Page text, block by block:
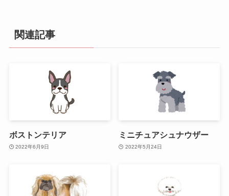
関連記事
ボストンテリア
2022年6月9日
ミニチュアシュナウザー
2022年5月24日